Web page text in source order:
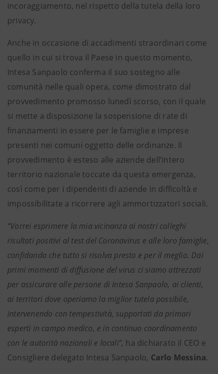
incoraggiamento, nel rispetto della tutela della loro
privacy.
Anche in occasione di accadimenti straordinari come
quello in cui si trova il Paese in questo momento,
Intesa Sanpaolo conferma il suo sostegno alle
comunità nelle quali opera, come dimostrato dal
provvedimento promosso lunedì scorso, con il quale
si mette a disposizione la sospensione di rate di
finanziamenti in essere per le famiglie e imprese
presenti nei comuni oggetto delle ordinanze. Il
provvedimento è esteso alle aziende dell’intero
territorio nazionale toccate da questa emergenza,
così come per i dipendenti di aziende in difficoltà e
impossibilitate a ricorrere agli ammortizzatori sociali.
“Vorrei esprimere la mia vicinanza ai nostri colleghi
risultati positivi al test del Coronavirus e alle loro famiglie,
confidando che tutto si risolva presto e per il meglio. Dai
primi momenti di diffusione del virus ci siamo attrezzati
per assicurare alle persone di Intesa Sanpaolo, ai clienti,
ai territori dove operiamo la miglior tutela possibile,
intervenendo con tempestività, supportati da primari
esperti in campo medico, e in continuo coordinamento
con le autorità nazionali e locali”, ha dichiarato il CEO e
Consigliere delegato Intesa Sanpaolo, Carlo Messina.